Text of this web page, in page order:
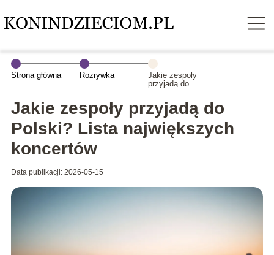
Strona główna Rozrywka
Jakie zespoły
przyjadą do
największych
koncertów
Jakie zespoły przyjadą do
Polski? Lista największych
koncertów
Data publikacji: 2026-05-15